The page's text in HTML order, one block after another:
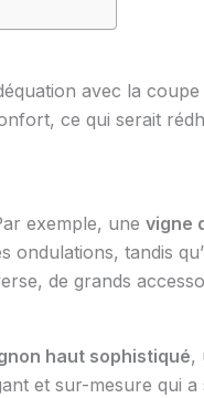
avec la coupe
ce qui serait
exemple, une vigne
ondulations, tandis
de grands
haut sophistiqué,
et sur-mesure qui a